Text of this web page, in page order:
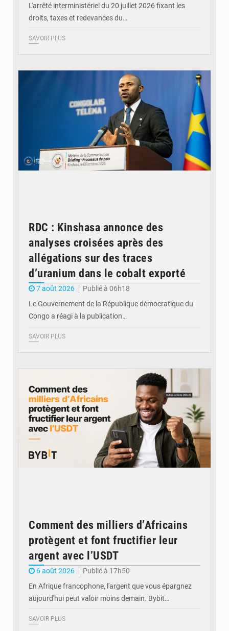
L'arrêté interministériel du 20 juillet 2026 fixant les
droits, taxes et redevances du…
SAVOIR PLUS
RDC : Kinshasa annonce des
analyses croisées après des
allégations sur des traces
d’uranium dans le cobalt exporté
7 août 2026
Publié à 06h18
Le Gouvernement de la République démocratique du
Congo a réagi à la publication…
SAVOIR PLUS
Comment des milliers d’Africains
protègent et font fructifier leur
argent avec l’USDT
6 août 2026
Publié à 17h50
En Afrique francophone, l'argent que vous épargnez
aujourd'hui peut valoir moins demain. Bybit…
SAVOIR PLUS